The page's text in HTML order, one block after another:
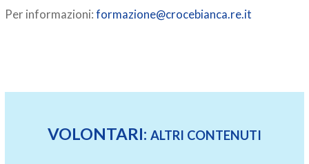
Per informazioni:formazione@crocebianca.re.it
VOLONTARI: ALTRI CONTENUTI